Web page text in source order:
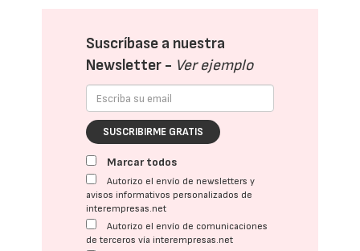
Suscríbase a nuestra
Newsletter - Ver ejemplo
SUSCRIBIRME GRATIS
Marcar todos
Autorizo el envío de newsletters y
avisos informativos personalizados de
interempresas.net
Autorizo el envío de comunicaciones
de terceros vía interempresas.net